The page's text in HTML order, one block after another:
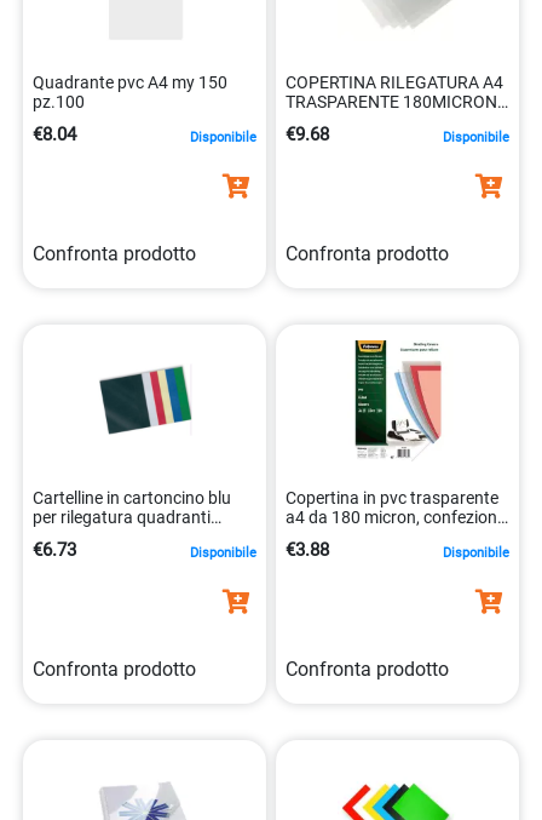
Quadrante pvc A4 my 150
pz.100
€8.04 Disponibile
Confronta prodotto
COPERTINA RILEGATURA A4
TRASPARENTE 180MICRON
€9.68 Disponibile
Confronta prodotto
Cartelline in cartoncino blu
per rilegatura quadranti
€6.73 Disponibile
Confronta prodotto
Copertina in pvc trasparente
a4 da 180 micron, confezione
€3.88 Disponibile
Confronta prodotto